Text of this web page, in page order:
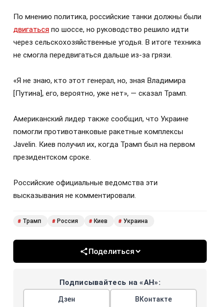
По мнению политика, российские танки должны были
двигаться по шоссе, но руководство решило идти
через сельскохозяйственные угодья. В итоге техника
не смогла передвигаться дальше из-за грязи.
«Я не знаю, кто этот генерал, но, зная Владимира
[Путина], его, вероятно, уже нет», — сказал Трамп.
Американский лидер также сообщил, что Украине
помогли противотанковые ракетные комплексы
Javelin. Киев получил их, когда Трамп был на первом
президентском сроке.
Российские официальные ведомства эти
высказывания не комментировали.
# Трамп # Россия # Киев # Украина
Поделиться
Подписывайтесь на «АН»:
Дзен ВКонтакте